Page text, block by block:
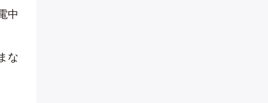
中
な